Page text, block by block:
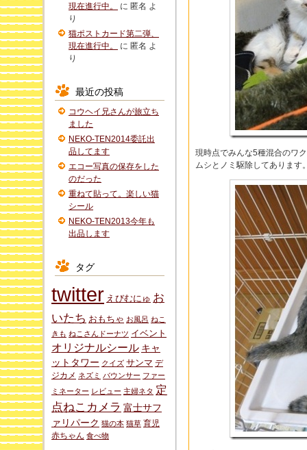
現時点でみんな5種混合のワ
ムシとノミ駆除してあります
現在進行中。
に 匿名 よ
り
猫ポストカード第二弾、
現在進行中。
に 匿名 よ
り
最近の投稿
コウヘイ兄さんが旅立ち
ました
NEKO-TEN2014委託出
品してます
エコー写真の保存をした
のだった
重ねて貼って。楽しい猫
シール
NEKO-TEN2013今年も
出品します
タグ
twitter えびむにゅ お
いたち おもちゃ お風呂 ねこ
きも ねこさんドーナツ イベント
オリジナルシール キャ
ットタワー クイズ サンマ デ
ジカメ ネズミ バウンサー ファー
ミネーター レビュー 主婦ネタ 定
点ねこカメラ 富士サフ
ァリパーク 猫の本 猫草 育児
赤ちゃん 食べ物